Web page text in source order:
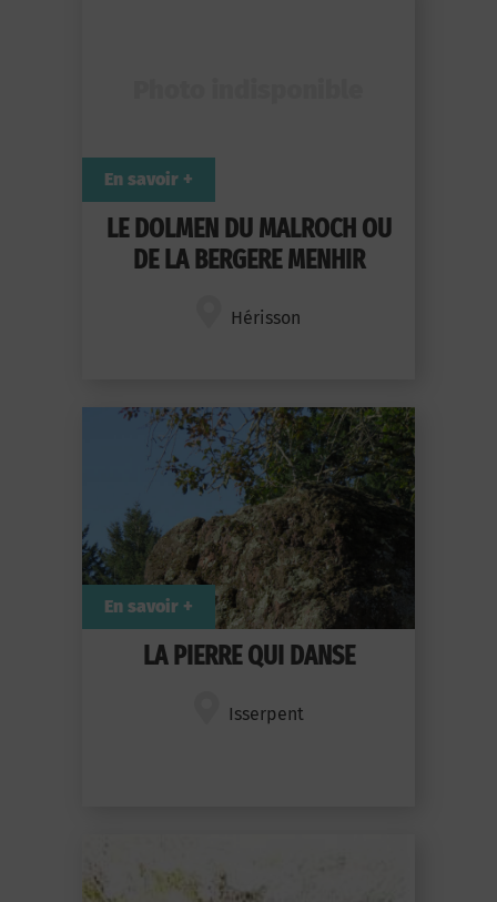
LE DOLMEN DU MALROCH OU
DE LA BERGERE MENHIR
Hérisson
En savoir +
LA PIERRE QUI DANSE
Isserpent
En savoir +